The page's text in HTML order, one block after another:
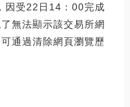
因受22日14：00完成
無法顯示該交易所網
通過清除網頁瀏覽歷